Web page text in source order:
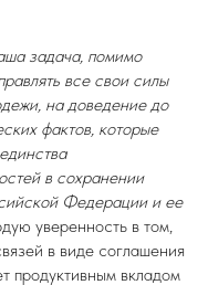
задача, помимо
все свои силы
на доведение до
фактов, которые
в сохранении
Федерации и ее
уверенность в том,
в виде соглашения
продуктивным вкладом